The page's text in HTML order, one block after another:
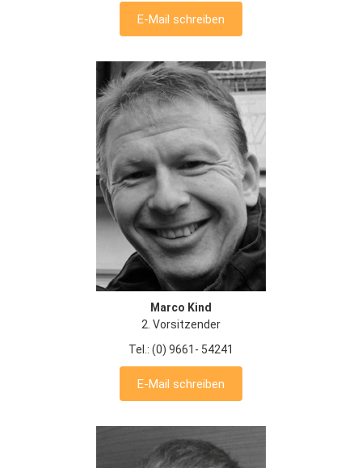
E-Mail schreiben
Marco Kind
2. Vorsitzender
Tel.: (0) 9661- 54241
E-Mail schreiben